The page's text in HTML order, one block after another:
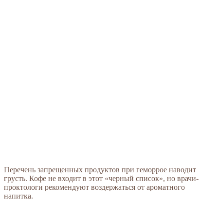
Перечень запрещенных продуктов при геморрое наводит
грусть. Кофе не входит в этот «черный список», но врачи-
проктологи рекомендуют воздержаться от ароматного
напитка.